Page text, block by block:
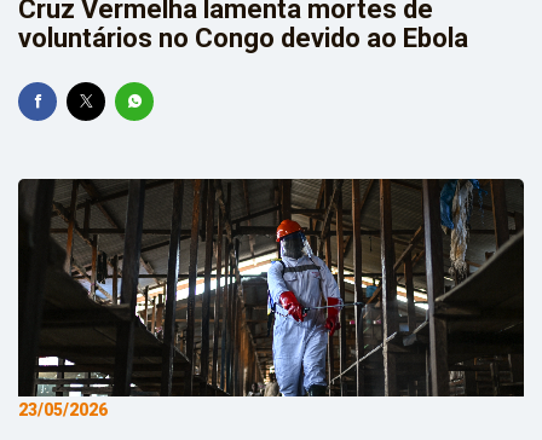
Cruz Vermelha lamenta mortes de
voluntários no Congo devido ao Ebola
23/05/2026